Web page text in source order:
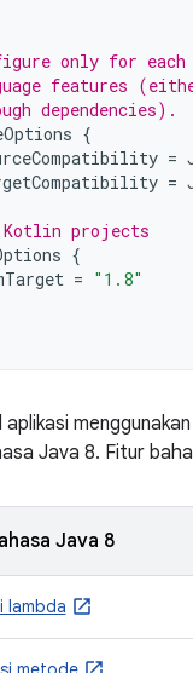
only for each
features
dependencies).
{
=
=
projects
{
= "1.8"
Java 8. Fitur
Java 8
lambda